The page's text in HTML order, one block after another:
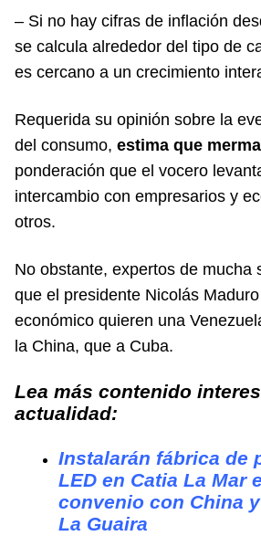
– Si no hay cifras de inflación
se calcula alrededor del tipo de
es cercano a un crecimiento
Requerida su opinión sobre la
del consumo, estima que
ponderación que el vocero
intercambio con empresarios y
otros.
No obstante, expertos de mucha
que el presidente Nicolás
económico quieren una
la China, que a Cuba.
Lea más contenido
actualidad:
Instalarán fábrica de
LED en Catia La Mar
convenio con China
La Guaira